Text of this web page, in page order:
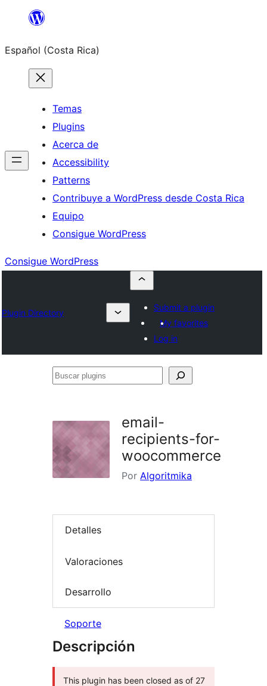
Saltar
contenido
Español (Costa Rica)
Temas
Plugins
Acerca de
Accessibility
Patterns
Contribuye a WordPress desde Costa Rica
Equipo
Consigue WordPress
Consigue WordPress
Plugin Directory
Submit a plugin
My favorites
Log in
Buscar
email-
recipients-for-
woocommerce
Por Algoritmika
Detalles
Valoraciones
Desarrollo
Soporte
Descripción
This plugin has been closed as of 27